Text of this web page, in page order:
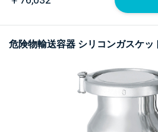
危険物輸送容器 シリコンガスケッ